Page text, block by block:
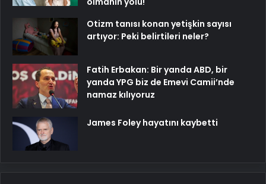
Otizm tanısı konan yetişkin sayısı
artıyor: Peki belirtileri neler?
Fatih Erbakan: Bir yanda ABD, bir
yanda YPG biz de Emevi Camii’nde
namaz kılıyoruz
James Foley hayatını kaybetti